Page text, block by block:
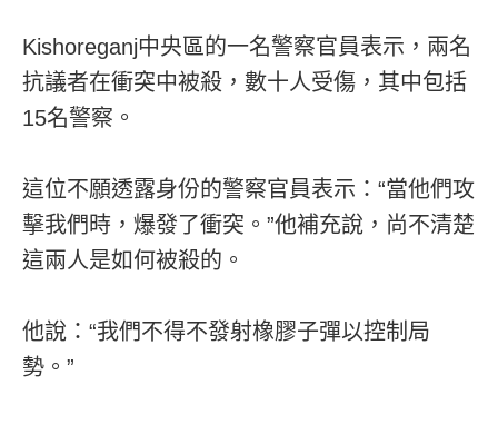
Kishoreganj中央區的一名警察官員表示，兩名
抗議者在衝突中被殺，數十人受傷，其中包括
15名警察。
這位不願透露身份的警察官員表示：“當他們攻
擊我們時，爆發了衝突。”他補充說，尚不清楚
這兩人是如何被殺的。
他說：“我們不得不發射橡膠子彈以控制局
勢。”